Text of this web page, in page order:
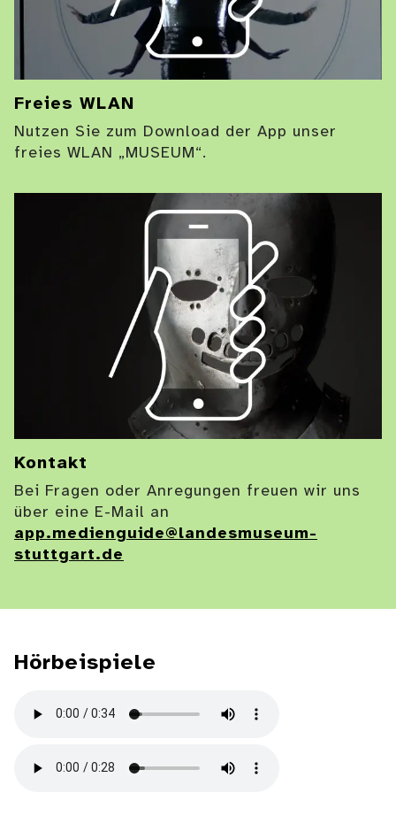
Freies WLAN
Nutzen Sie zum Download der App unser
freies WLAN „MUSEUM“.
Kontakt
Bei Fragen oder Anregungen freuen wir uns
über eine E-Mail an
app.medienguide@landesmuseum-
stuttgart.de
Hörbeispiele